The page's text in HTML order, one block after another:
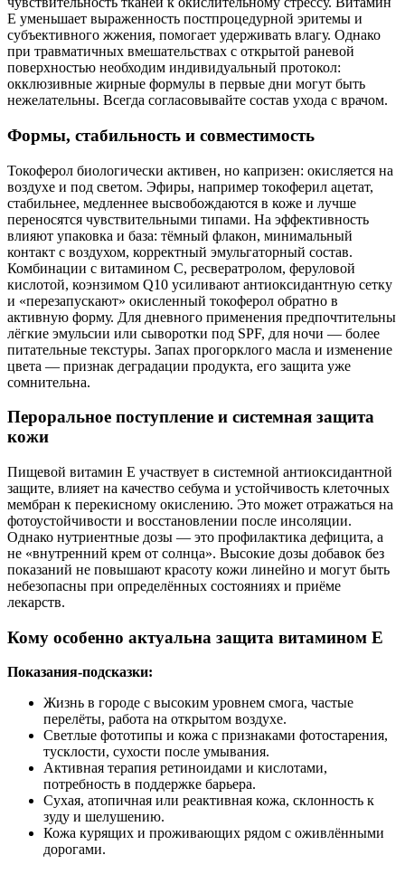
E уменьшает выраженность постпроцедурной эритемы и
субъективного жжения, помогает удерживать влагу. Однако
при травматичных вмешательствах с открытой раневой
поверхностью необходим индивидуальный протокол:
окклюзивные жирные формулы в первые дни могут быть
нежелательны. Всегда согласовывайте состав ухода с врачом.
Формы, стабильность и совместимость
Токоферол биологически активен, но капризен: окисляется на
воздухе и под светом. Эфиры, например токоферил ацетат,
стабильнее, медленнее высвобождаются в коже и лучше
переносятся чувствительными типами. На эффективность
влияют упаковка и база: тёмный флакон, минимальный
контакт с воздухом, корректный эмульгаторный состав.
Комбинации с витамином C, ресвератролом, феруловой
кислотой, коэнзимом Q10 усиливают антиоксидантную сетку
и «перезапускают» окисленный токоферол обратно в
активную форму. Для дневного применения предпочтительны
лёгкие эмульсии или сыворотки под SPF, для ночи — более
питательные текстуры. Запах прогорклого масла и изменение
цвета — признак деградации продукта, его защита уже
сомнительна.
Пероральное поступление и системная защита
кожи
Пищевой витамин E участвует в системной антиоксидантной
защите, влияет на качество себума и устойчивость клеточных
мембран к перекисному окислению. Это может отражаться на
фотоустойчивости и восстановлении после инсоляции.
Однако нутриентные дозы — это профилактика дефицита, а
не «внутренний крем от солнца». Высокие дозы добавок без
показаний не повышают красоту кожи линейно и могут быть
небезопасны при определённых состояниях и приёме
лекарств.
Кому особенно актуальна защита витамином E
Показания‑подсказки:
Жизнь в городе с высоким уровнем смога, частые
перелёты, работа на открытом воздухе.
Светлые фототипы и кожа с признаками фотостарения,
тусклости, сухости после умывания.
Активная терапия ретиноидами и кислотами,
потребность в поддержке барьера.
Сухая, атопичная или реактивная кожа, склонность к
зуду и шелушению.
Кожа курящих и проживающих рядом с оживлёнными
дорогами.